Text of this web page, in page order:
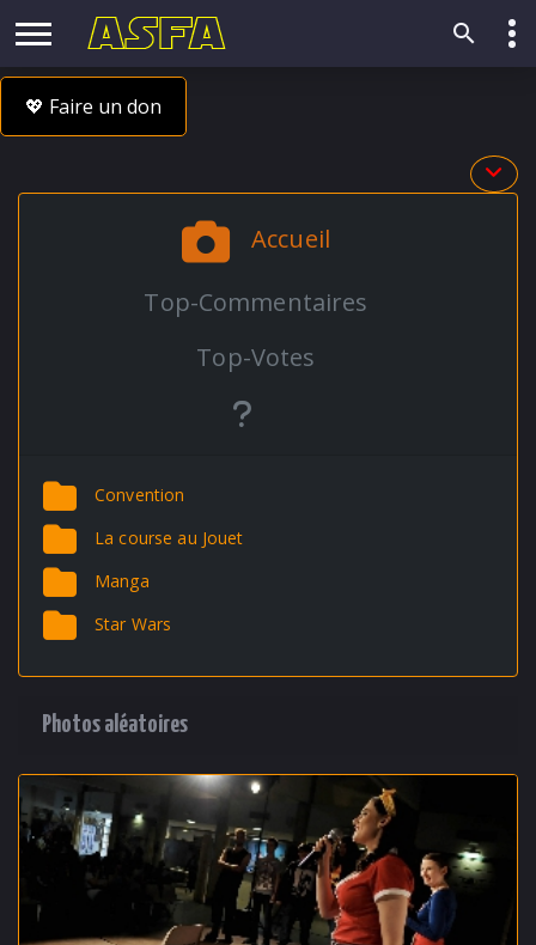
💖 Faire un don
Accueil
Top-Commentaires
Top-Votes
Convention
La course au Jouet
Manga
Star Wars
Photos aléatoires